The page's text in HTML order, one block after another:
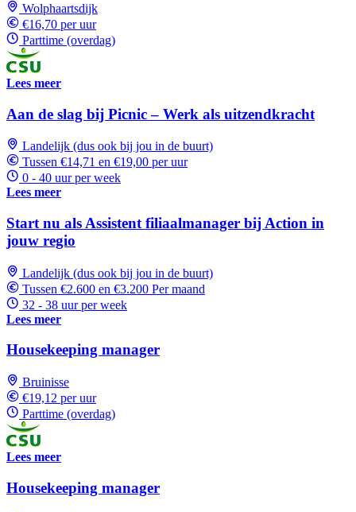
Wolphaartsdijk
€16,70 per uur
Parttime (overdag)
Lees meer
Aan de slag bij Picnic – Werk als uitzendkracht
Landelijk (dus ook bij jou in de buurt)
Tussen €14,71 en €19,00 per uur
0 - 40 uur per week
Lees meer
Start nu als Assistent filiaalmanager bij Action in
jouw regio
Landelijk (dus ook bij jou in de buurt)
Tussen €2.600 en €3.200 Per maand
32 - 38 uur per week
Lees meer
Housekeeping manager
Bruinisse
€19,12 per uur
Parttime (overdag)
Lees meer
Housekeeping manager